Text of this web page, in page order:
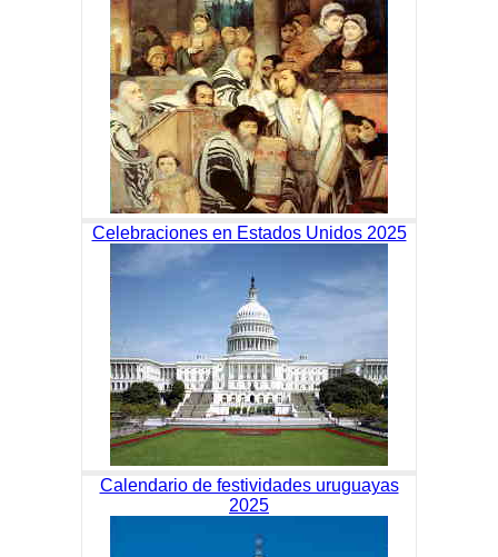
Celebraciones en Estados Unidos 2025
Calendario de festividades uruguayas
2025